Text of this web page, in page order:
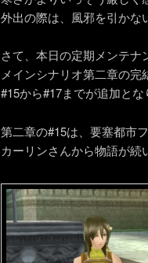
外出の際は、風邪を引かな
さて、本日の定期メンテナ
メインシナリオ第二章の完
#15から#17までが追加とな
第二章の#15は、要塞都市
カーリンさんから物語が続